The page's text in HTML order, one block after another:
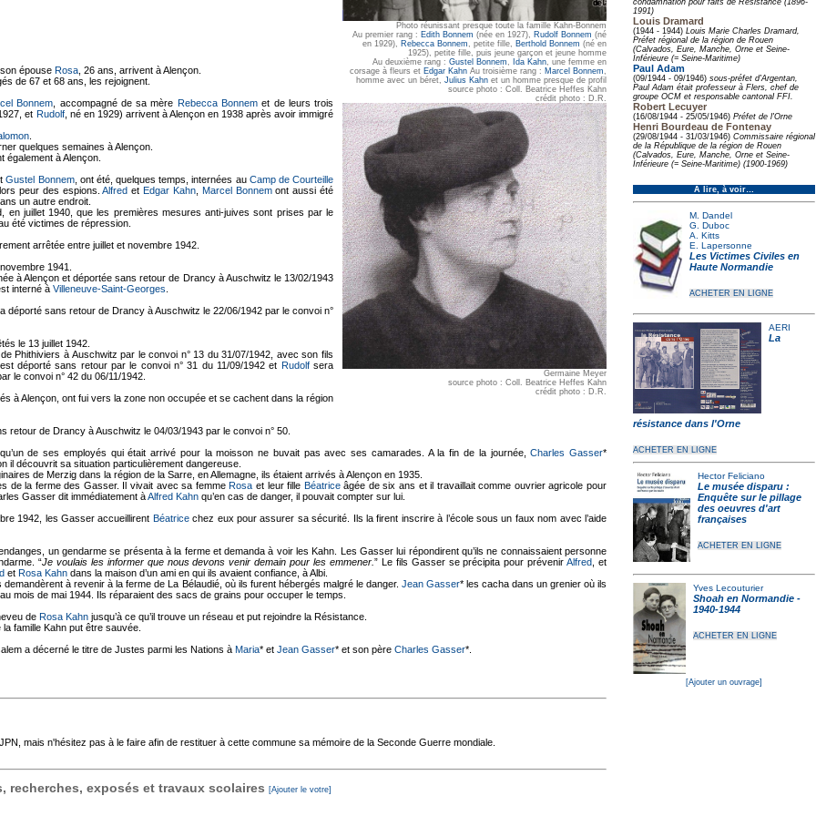
condamnation pour faits de Résistance (1896-
1991)
Louis Dramard
(1944 - 1944) Louis Marie Charles Dramard,
Préfet régional de la région de Rouen
(Calvados, Eure, Manche, Orne et Seine-
Inférieure (= Seine-Maritime)
Paul Adam
(09/1944 - 09/1946) sous-préfet d'Argentan,
Paul Adam était professeur à Flers, chef de
groupe OCM et responsable cantonal FFI.
Robert Lecuyer
(16/08/1944 - 25/05/1946) Préfet de l'Orne
Henri Bourdeau de Fontenay
(29/08/1944 - 31/03/1946) Commissaire régional
de la République de la région de Rouen
(Calvados, Eure, Manche, Orne et Seine-
Inférieure (= Seine-Maritime) (1900-1969)
À lire, à voir…
M. Dandel
G. Duboc
A. Kitts
E. Lapersonne
Les Victimes Civiles en
Haute Normandie
ACHETER EN LIGNE
AERI
La
résistance dans l'Orne
ACHETER EN LIGNE
Hector Feliciano
Le musée disparu :
Enquête sur le pillage
des oeuvres d'art
françaises
ACHETER EN LIGNE
Yves Lecouturier
Shoah en Normandie -
1940-1944
ACHETER EN LIGNE
[Ajouter un ouvrage]
Photo réunissant presque toute la famille Kahn-Bonnem
Au premier rang : Edith Bonnem (née en 1927), Rudolf Bonnem (né
en 1929), Rebecca Bonnem , petite fille, Berthold Bonnem (né en
1925), petite fille, puis jeune garçon et jeune homme
Au deuxième rang : Gustel Bonnem Ida Kahn , une femme en
corsage à fleurs et Edgar Kahn Au troisième rang : Marcel Bonnem
homme avec un béret, Julius Kahn et un homme presque de profil
source photo : Coll. Beatrice Heffes Kahn
crédit photo : D.R.
Germaine Meyer
source photo : Coll. Beatrice Heffes Kahn
crédit photo : D.R.
épouse Rosa , 26 ans, arrivent à Alençon.
de 67 et 68 ans, les rejoignent.
Bonnem , accompagné de sa mère Rebecca Bonnemet de leurs trois
et Rudolf, né en 1929) arrivent à Alençon en 1938 après avoir immigré
quelques semaines à Alençon.
également à Alençon.
Gustel Bonnem, ont été, quelques temps, internées au Camp de Courteille
peur des espions.Alfred etEdgar Kahn, Marcel Bonnemont aussi été
un autre endroit.
en juillet 1940, que les premières mesures anti-juives sont prises par le
été victimes de répression.
arrêtée entre juillet et novembre 1942.
1941.
à Alençon et déportée sans retour de Drancy à Auschwitz le 13/02/1943
interné à Villeneuve-Saint-Georges
déporté sans retour de Drancy à Auschwitz le 22/06/1942 par le convoi n°
le 13 juillet 1942.
Phithiviers à Auschwitz par le convoi n° 13 du 31/07/1942, avec son fils
déporté sans retour par le convoi n° 31 du 11/09/1942 et Rudolfsera
le convoi n° 42 du 06/11/1942.
à Alençon, ont fui vers la zone non occupée et se cachent dans la région
retour de Drancy à Auschwitz le 04/03/1943 par le convoi n° 50.
de ses employés qui était arrivé pour la moisson ne buvait pas avec ses camarades. A la fin de la journée,Charles Gasser*
il découvrit sa situation particulièrement dangereuse.
de Merzig dans la région de la Sarre, en Allemagne, ils étaient arrivés à Alençon en 1935.
de la ferme des Gasser. Il vivait avec sa femmeRosa et leur fille Béatriceâgée de six ans et il travaillait comme ouvrier agricole pour
Gasser dit immédiatement àAlfred Kahn qu’en cas de danger, il pouvait compter sur lui.
1942, les Gasser accueillirent Béatricechez eux pour assurer sa sécurité. Ils la firent inscrire à l’école sous un faux nom avec l’aide
un gendarme se présenta à la ferme et demanda à voir les Kahn. Les Gasser lui répondirent qu’ils ne connaissaient personne
“Je voulais les informer que nous devons venir demain pour les emmener. ” Le fils Gasser se précipita pour prévenirAlfred , et
et Rosa Kahn dans la maison d’un ami en qui ils avaient confiance, à Albi.
à revenir à la ferme de La Bélaudié, où ils furent hébergés malgré le danger. Jean Gasser* les cacha dans un grenier où ils
mois de mai 1944. Ils réparaient des sacs de grains pour occuper le temps.
de Rosa Kahn jusqu’à ce qu’il trouve un réseau et put rejoindre la Résistance.
famille Kahn put être sauvée.
a décerné le titre de Justes parmi les Nations à Maria* et Jean Gasser* et son père Charles Gasser*.
mais n'hésitez pas à le faire afin de restituer à cette commune sa mémoire de la Seconde Guerre mondiale.
recherches, exposés et travaux scolaires [Ajouter le votre]